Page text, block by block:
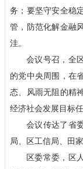
务；要坚守安全稳
管，防范化解金融
洼。
会议号召，全
的党中央周围，在
态、风雨无阻的精
经济社会发展目标
会议传达了省
局、区工信局、田
区委常委，区